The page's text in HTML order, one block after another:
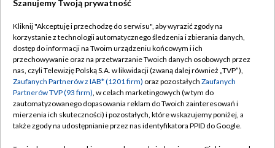
TVP
Abonament TVP
Emisja w TVP
Centrum informacji TVP
Naziemna Telewizja Cyfrowa
Regulamin TVP
Polityka prywatności
Moje zgody
Pomoc
Szanujemy Twoją prywatność
Kliknij "Akceptuję i przechodzę do serwisu", aby wyrazić zgody na
korzystanie z technologii automatycznego śledzenia i zbierania danych,
dostęp do informacji na Twoim urządzeniu końcowym i ich
przechowywanie oraz na przetwarzanie Twoich danych osobowych przez
nas, czyli Telewizję Polską S.A. w likwidacji (zwaną dalej również „TVP”),
Zaufanych Partnerów z IAB* (1201 firm) oraz pozostałych Zaufanych
Partnerów TVP (93 firm), w celach marketingowych (w tym do
zautomatyzowanego dopasowania reklam do Twoich zainteresowań i
mierzenia ich skuteczności) i pozostałych, które wskazujemy poniżej, a
także zgody na udostępnianie przez nas identyfikatora PPID do Google.